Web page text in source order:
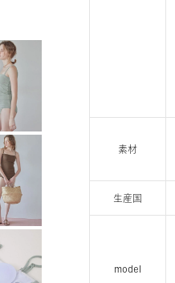
素材
生産国
model